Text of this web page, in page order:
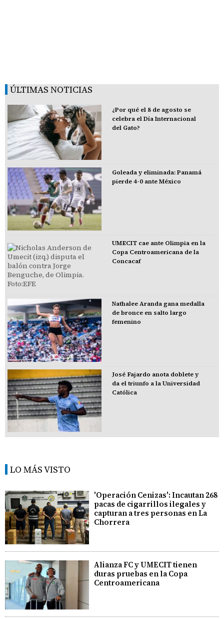
ÚLTIMAS NOTICIAS
¿Por qué el 8 de agosto se
celebra el Día Internacional
del Gato?
Goleada y eliminada: Panamá
pierde 4-0 ante México
UMECIT cae ante Olimpia en la
Copa Centroamericana de la
Concacaf
Nathalee Aranda gana medalla
de bronce en salto largo
femenino
José Fajardo anota doblete y
da el triunfo a la Universidad
Católica
LO MÁS VISTO
'Operación Cenizas': Incautan 268
pacas de cigarrillos ilegales y
capturan a tres personas en La
Chorrera
Alianza FC y UMECIT tienen
duras pruebas en la Copa
Centroamericana